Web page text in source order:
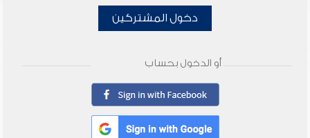
دخول المشتركين
أو الدخول بحساب